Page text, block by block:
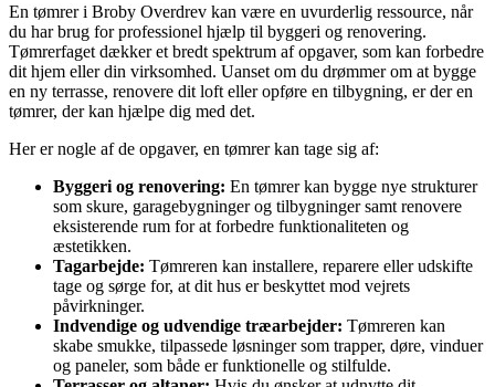
En tømrer i Broby Overdrev kan være en uvurderlig ressource, når
du har brug for professionel hjælp til byggeri og renovering.
Tømrerfaget dækker et bredt spektrum af opgaver, som kan forbedre
dit hjem eller din virksomhed. Uanset om du drømmer om at bygge
en ny terrasse, renovere dit loft eller opføre en tilbygning, er der en
tømrer, der kan hjælpe dig med det.
Her er nogle af de opgaver, en tømrer kan tage sig af:
Byggeri og renovering: En tømrer kan bygge nye strukturer
som skure, garagebygninger og tilbygninger samt renovere
eksisterende rum for at forbedre funktionaliteten og
æstetikken.
Tagarbejde: Tømreren kan installere, reparere eller udskifte
tage og sørge for, at dit hus er beskyttet mod vejrets
påvirkninger.
Indvendige og udvendige træarbejder: Tømreren kan
skabe smukke, tilpassede løsninger som trapper, døre, vinduer
og paneler, som både er funktionelle og stilfulde.